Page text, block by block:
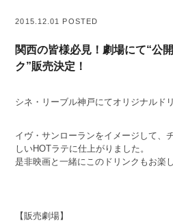
2015.12.01 POSTED
関西の皆様必見！劇場にて“公
ク”販売決定！
シネ・リーブル神戸にてオリジナルド
イヴ・サンローランをイメージして、
しいHOTラテに仕上がりました。
是非映画と一緒にこのドリンクもお楽
【販売劇場】